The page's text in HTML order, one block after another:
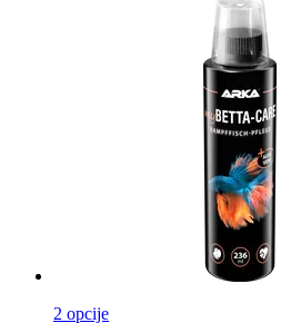
2 opcije